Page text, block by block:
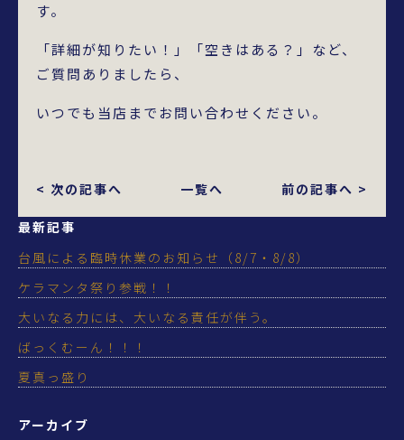
す。
「詳細が知りたい！」「空きはある？」など、
ご質問ありましたら、
いつでも当店までお問い合わせください。
< 次の記事へ 一覧へ 前の記事へ >
最新記事
台風による臨時休業のお知らせ（8/7・8/8）
ケラマンタ祭り参戦！！
大いなる力には、大いなる責任が伴う。
ばっくむーん！！！
夏真っ盛り
アーカイブ